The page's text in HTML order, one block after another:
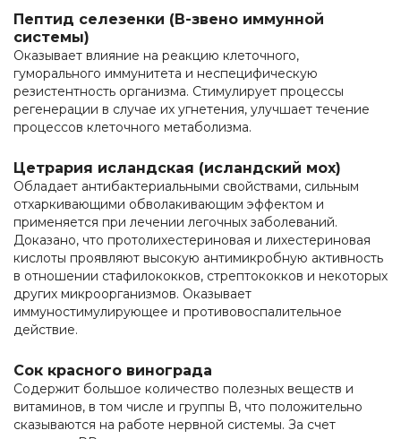
Пептид селезенки (В-звено иммунной
системы)
Оказывает влияние на реакцию клеточного,
гуморального иммунитета и неспецифическую
резистентность организма. Стимулирует процессы
регенерации в случае их угнетения, улучшает течение
процессов клеточного метаболизма.
Цетрария исландская (исландский мох)
Обладает антибактериальными свойствами, сильным
отхаркивающими обволакивающим эффектом и
применяется при лечении легочных заболеваний.
Доказано, что протолихестериновая и лихестериновая
кислоты проявляют высокую антимикробную активность
в отношении стафилококков, стрептококков и некоторых
других микроорганизмов. Оказывает
иммуностимулирующее и противовоспалительное
действие.
Сок красного винограда
Содержит большое количество полезных веществ и
витаминов, в том числе и группы В, что положительно
сказываются на работе нервной системы. За счет